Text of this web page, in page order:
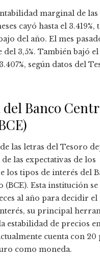
marginal de las
cayó hasta el 3.419%,
del año. El mes
3,5%. También bajó
según datos del
Banco
las letras del Tesoro
las expectativas de los
los tipos de interés del
(BCE). Esta institución
al año para decidir
su principal
estabilidad de precios
cuenta con 20
como moneda.